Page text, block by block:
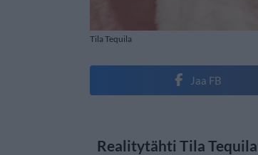
Tila Tequila
Jaa FB
Realitytähti Tila